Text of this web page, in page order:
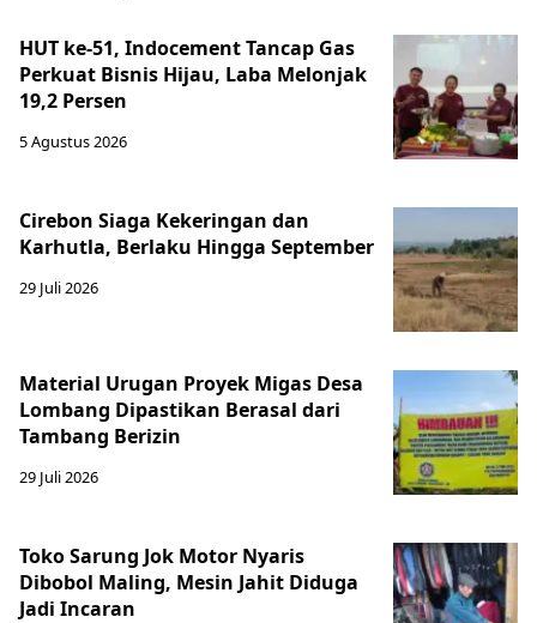
HUT ke-51, Indocement Tancap Gas
Perkuat Bisnis Hijau, Laba Melonjak
19,2 Persen
5 Agustus 2026
Cirebon Siaga Kekeringan dan
Karhutla, Berlaku Hingga September
29 Juli 2026
Material Urugan Proyek Migas Desa
Lombang Dipastikan Berasal dari
Tambang Berizin
29 Juli 2026
Toko Sarung Jok Motor Nyaris
Dibobol Maling, Mesin Jahit Diduga
Jadi Incaran